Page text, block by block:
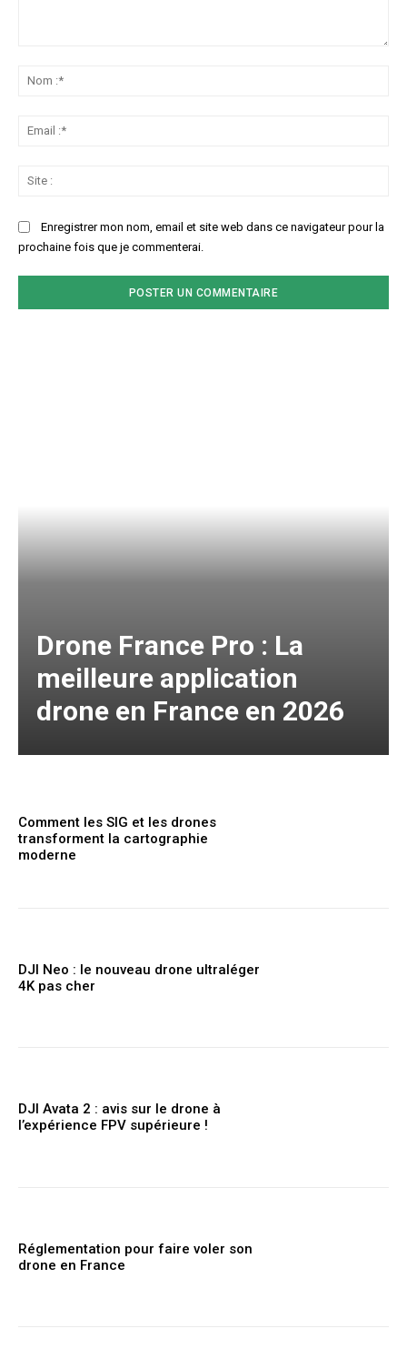
Enregistrer mon nom, email et site web dans ce navigateur pour la
prochaine fois que je commenterai.
Drone France Pro : La
meilleure application
drone en France en 2026
Comment les SIG et les drones
transforment la cartographie
moderne
DJI Neo : le nouveau drone ultraléger
4K pas cher
DJI Avata 2 : avis sur le drone à
l’expérience FPV supérieure !
Réglementation pour faire voler son
drone en France